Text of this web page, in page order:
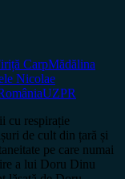
CarpMădălina
Nicolae
UZPR
cu respirație
de cult din țară și
pe care numai
a lui Doru Dinu